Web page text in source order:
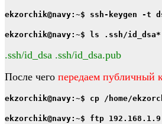
ekzorchik@navy:~$ ssh-keygen -t
ekzorchik@navy:~$ ls .ssh/id_dsa*
.ssh/id_dsa .ssh/id_dsa.pub
После чего передаем публичный
ekzorchik@navy:~$ cp /home/
ekzorchik@navy:~$ ftp 192.168.1.9